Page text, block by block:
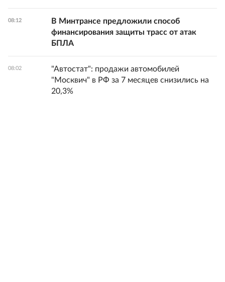
08:12
В Минтрансе предложили способ
финансирования защиты трасс от атак
БПЛА
08:02
"Автостат": продажи автомобилей
"Москвич" в РФ за 7 месяцев снизились на
20,3%